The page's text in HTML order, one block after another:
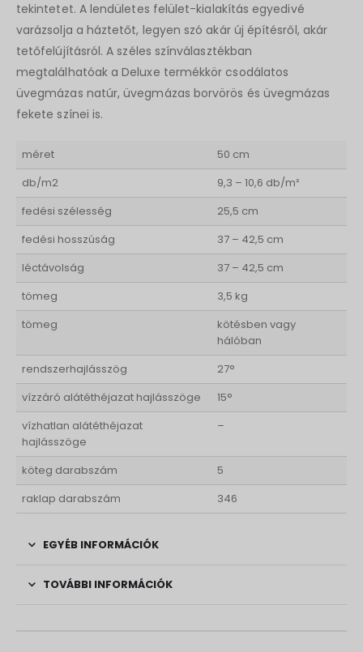
tekintetet. A lendületes felület-kialakítás egyedivé
varázsolja a háztetőt, legyen szó akár új építésről, akár
tetőfelújításról. A széles színválasztékban
megtalálhatóak a Deluxe termékkör csodálatos
üvegmázas natúr, üvegmázas borvörös és üvegmázas
fekete színei is.
méret
50 cm
db/m2
9,3 – 10,6 db/m²
fedési szélesség
25,5 cm
fedési hosszúság
37 – 42,5 cm
léctávolság
37 – 42,5 cm
tömeg
3,5 kg
tömeg
kötésben vagy
hálóban
rendszerhajlásszög
27°
vízzáró alátéthéjazat hajlásszöge
15°
vízhatlan alátéthéjazat
hajlásszöge
–
köteg darabszám
5
raklap darabszám
346
EGYÉB INFORMÁCIÓK
TOVÁBBI INFORMÁCIÓK